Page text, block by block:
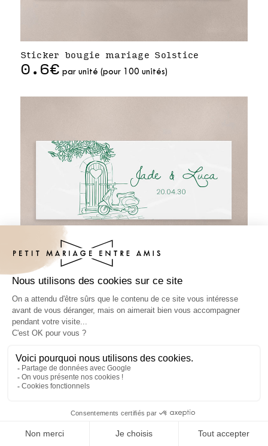
Sticker bougie mariage Solstice
0.6€ par unité (pour 100 unités)
Sticker bougie mariage Stella
0.6€